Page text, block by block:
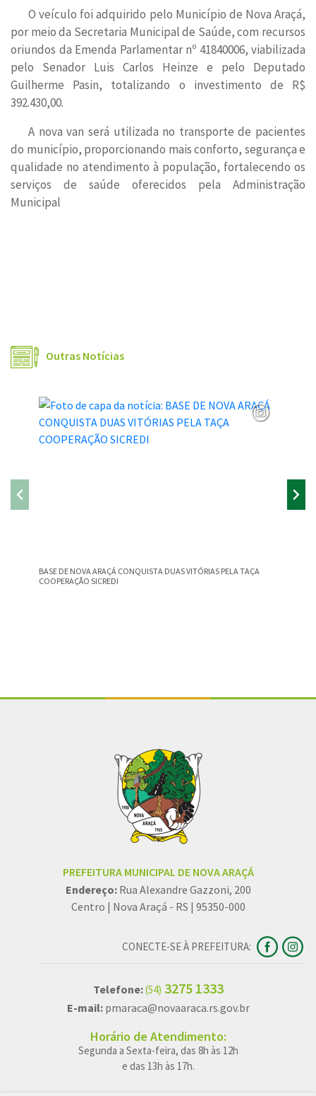
O veículo foi adquirido pelo Município de Nova Araçá,
por meio da Secretaria Municipal de Saúde, com recursos
oriundos da Emenda Parlamentar nº 41840006, viabilizada
pelo Senador Luis Carlos Heinze e pelo Deputado
Guilherme Pasin, totalizando o investimento de R$
392.430,00.
A nova van será utilizada no transporte de pacientes
do município, proporcionando mais conforto, segurança e
qualidade no atendimento à população, fortalecendo os
serviços de saúde oferecidos pela Administração
Municipal
Outras Notícias
BASE DE NOVA ARAÇÁ CONQUISTA DUAS VITÓRIAS PELA TAÇA
COOPERAÇÃO SICREDI
PREFEITURA MUNICIPAL DE NOVA ARAÇÁ
Endereço: Rua Alexandre Gazzoni, 200
Centro | Nova Araçá - RS | 95350-000
CONECTE-SE À PREFEITURA:
Telefone:(54) 3275 1333
E-mail: pmaraca@novaaraca.rs.gov.br
Horário de Atendimento:
Segunda a Sexta-feira, das 8h às 12h
e das 13h às 17h.